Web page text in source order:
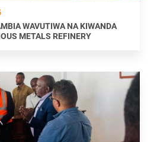
WAVUTIWA NA KIWANDA
METALS REFINERY